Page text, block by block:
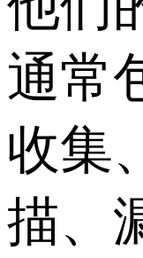
通常
收集
描、